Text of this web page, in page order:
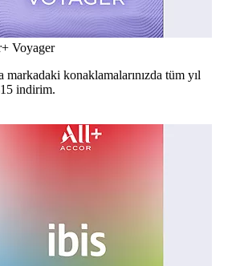
Voyager
markadaki konaklamalarınızda tüm yıl
indirim.